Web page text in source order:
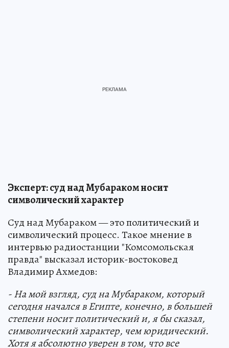
Эксперт: суд над Мубараком носит
символический характер
Суд над Мубараком — это политический и
символический процесс. Такое мнение в
интервью радиостанции "Комсомольская
правда" высказал историк-востоковед
Владимир Ахмедов:
- На мой взгляд, суд на Мубараком, который
сегодня начался в Египте, конечно, в большей
степени носит политический и, я бы сказал,
символический характер, чем юридический.
Хотя я абсолютно уверен в том, что все